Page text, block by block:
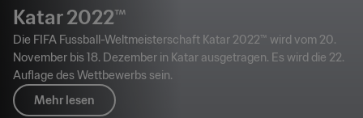
Katar 2022™
Die FIFA Fussball-Weltmeisterschaft Katar 2022™ wird vom 20.
November bis 18. Dezember in Katar ausgetragen. Es wird die 22.
Auflage des Wettbewerbs sein.
Mehr lesen